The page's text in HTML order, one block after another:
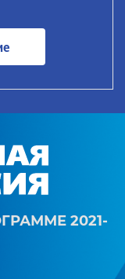
2021-